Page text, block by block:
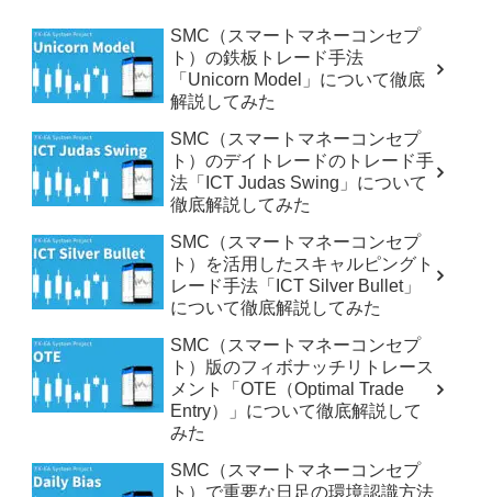
SMC（スマートマネーコンセプ
ト）の鉄板トレード手法
「Unicorn Model」について徹底
解説してみた
SMC（スマートマネーコンセプ
ト）のデイトレードのトレード手
法「ICT Judas Swing」について
徹底解説してみた
SMC（スマートマネーコンセプ
ト）を活用したスキャルピングト
レード手法「ICT Silver Bullet」
について徹底解説してみた
SMC（スマートマネーコンセプ
ト）版のフィボナッチリトレース
メント「OTE（Optimal Trade
Entry）」について徹底解説して
みた
SMC（スマートマネーコンセプ
ト）で重要な日足の環境認識方法